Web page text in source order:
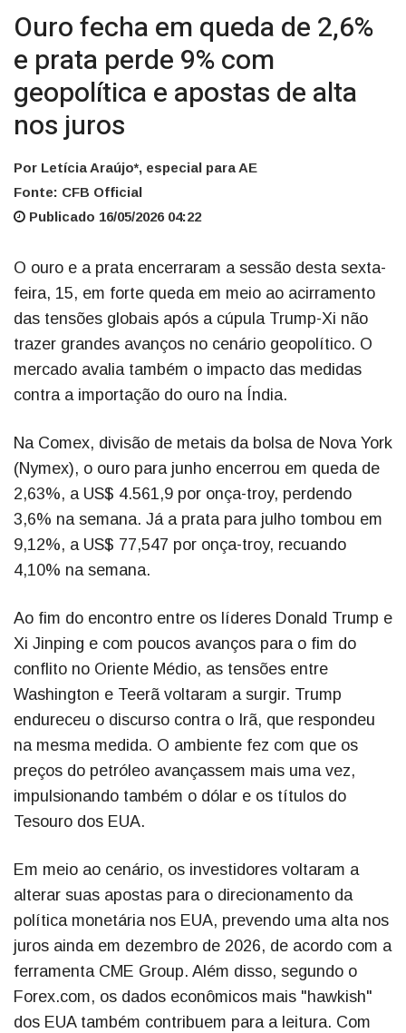
Ouro fecha em queda de 2,6%
e prata perde 9% com
geopolítica e apostas de alta
nos juros
Por Letícia Araújo*, especial para AE
Fonte: CFB Official
Publicado 16/05/2026 04:22
O ouro e a prata encerraram a sessão desta sexta-
feira, 15, em forte queda em meio ao acirramento
das tensões globais após a cúpula Trump-Xi não
trazer grandes avanços no cenário geopolítico. O
mercado avalia também o impacto das medidas
contra a importação do ouro na Índia.
Na Comex, divisão de metais da bolsa de Nova York
(Nymex), o ouro para junho encerrou em queda de
2,63%, a US$ 4.561,9 por onça-troy, perdendo
3,6% na semana. Já a prata para julho tombou em
9,12%, a US$ 77,547 por onça-troy, recuando
4,10% na semana.
Ao fim do encontro entre os líderes Donald Trump e
Xi Jinping e com poucos avanços para o fim do
conflito no Oriente Médio, as tensões entre
Washington e Teerã voltaram a surgir. Trump
endureceu o discurso contra o Irã, que respondeu
na mesma medida. O ambiente fez com que os
preços do petróleo avançassem mais uma vez,
impulsionando também o dólar e os títulos do
Tesouro dos EUA.
Em meio ao cenário, os investidores voltaram a
alterar suas apostas para o direcionamento da
política monetária nos EUA, prevendo uma alta nos
juros ainda em dezembro de 2026, de acordo com a
ferramenta CME Group. Além disso, segundo o
Forex.com, os dados econômicos mais "hawkish"
dos EUA também contribuem para a leitura. Com